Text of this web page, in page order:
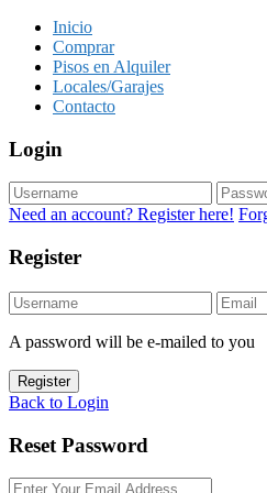
Inicio
Comprar
Pisos en Alquiler
Locales/Garajes
Contacto
Login
Need an account? Register here!
Register
A password will be e-mailed to you
Register
Back to Login
Reset Password